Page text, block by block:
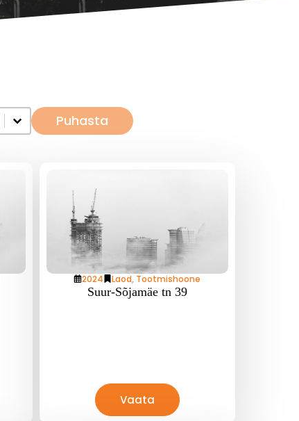
Puhasta
2024 Laod, Tootmishoone
Suur-Sõjamäe tn 39
Vaata